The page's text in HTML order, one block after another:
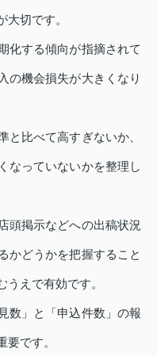
大切です。
化する傾向が指摘されて
の機会損失が大きくなり
と比べて高すぎないか、
なっていないかを整理し
頭掲示などへの出稿状況
かどうかを把握すること
えで有効です。
数」と「申込件数」の報
です。